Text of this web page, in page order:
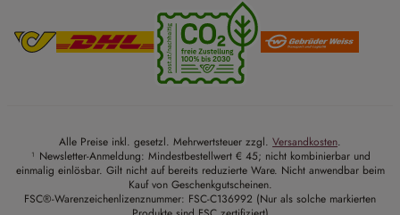
Alle Preise inkl. gesetzl. Mehrwertsteuer zzgl. Versandkosten.
¹ Newsletter-Anmeldung: Mindestbestellwert € 45; nicht kombinierbar und
einmalig einlösbar. Gilt nicht auf bereits reduzierte Ware. Nicht anwendbar beim
Kauf von Geschenkgutscheinen.
FSC®-Warenzeichenlizenznummer: FSC-C136992 (Nur als solche markierten